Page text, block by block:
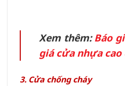
Xem thêm: Báo
giá cửa nhựa cao
3. Cửa chống cháy